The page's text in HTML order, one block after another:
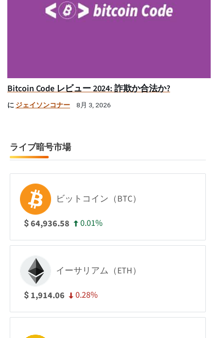
Bitcoin Code レビュー 2024: 詐欺か合法か?
に ジェイソンコナー 8月 3, 2026
ライブ暗号市場
ビットコイン（BTC）
$64,936.58 0.01%
イーサリアム（ETH）
$ 1,914.06 0.28%